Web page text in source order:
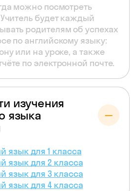
можно посмотреть
будет каждый
родителям об успехах
по английскому языку:
или на уроке, а также
по электронной почте.
изучения
языка
язык для 1 класса
язык для 2 класса
язык для 3 класса
язык для 4 класса